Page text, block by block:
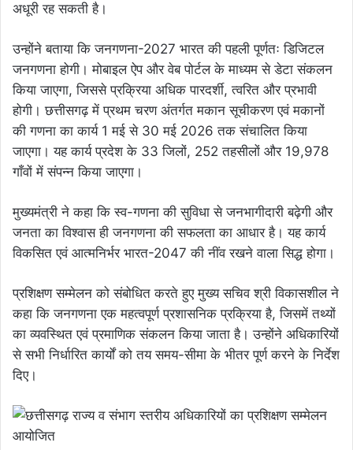
अधूरी रह सकती है।
उन्होंने बताया कि जनगणना-2027 भारत की पहली पूर्णतः डिजिटल
जनगणना होगी। मोबाइल ऐप और वेब पोर्टल के माध्यम से डेटा संकलन
किया जाएगा, जिससे प्रक्रिया अधिक पारदर्शी, त्वरित और प्रभावी
होगी। छत्तीसगढ़ में प्रथम चरण अंतर्गत मकान सूचीकरण एवं मकानों
की गणना का कार्य 1 मई से 30 मई 2026 तक संचालित किया
जाएगा। यह कार्य प्रदेश के 33 जिलों, 252 तहसीलों और 19,978
गाँवों में संपन्न किया जाएगा।
मुख्यमंत्री ने कहा कि स्व-गणना की सुविधा से जनभागीदारी बढ़ेगी और
जनता का विश्वास ही जनगणना की सफलता का आधार है। यह कार्य
विकसित एवं आत्मनिर्भर भारत-2047 की नींव रखने वाला सिद्ध होगा।
प्रशिक्षण सम्मेलन को संबोधित करते हुए मुख्य सचिव श्री विकासशील ने
कहा कि जनगणना एक महत्वपूर्ण प्रशासनिक प्रक्रिया है, जिसमें तथ्यों
का व्यवस्थित एवं प्रमाणिक संकलन किया जाता है। उन्होंने अधिकारियों
से सभी निर्धारित कार्यों को तय समय-सीमा के भीतर पूर्ण करने के निर्देश
दिए।